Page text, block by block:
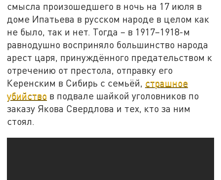
смысла произошедшего в ночь на 17 июля в
доме Ипатьева в русском народе в целом как
не было, так и нет. Тогда – в 1917–1918-м
равнодушно восприняло большинство народа
арест царя, принуждённого предательством к
отречению от престола, отправку его
Керенским в Сибирь с семьёй, страшное
убийство в подвале шайкой уголовников по
заказу Якова Свердлова и тех, кто за ним
стоял.